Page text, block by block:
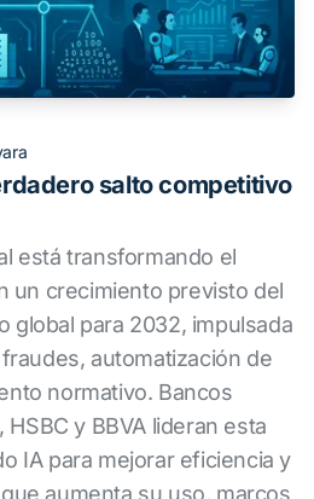
salto competitivo
está transformando el
un crecimiento previsto del
global para 2032, impulsada
automatización de
normativo. Bancos
y BBVA lideran esta
IA para mejorar eficiencia y
aumenta su uso, marcos